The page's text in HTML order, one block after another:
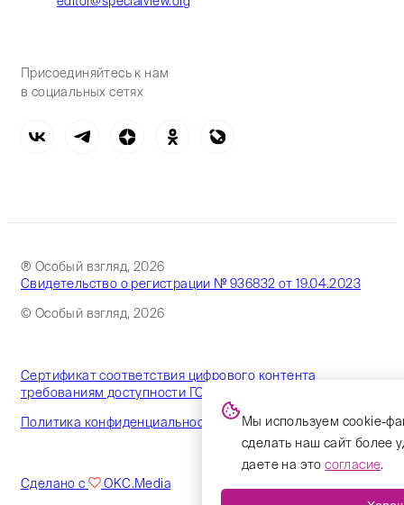
Присоединяйтесь к нам
в социальных сетях
® Особый взгляд, 2026
Свидетельство о регистрации № 936832 от 19.04.2023
© Особый взгляд, 2026
Сертификат соответствия цифрового контента
требованиям доступности ГОСТ
Политика конфиденциальности
Сделано с OKC.Media
Мы используем cookie-
сделать наш сайт более
даете на этосогласие.